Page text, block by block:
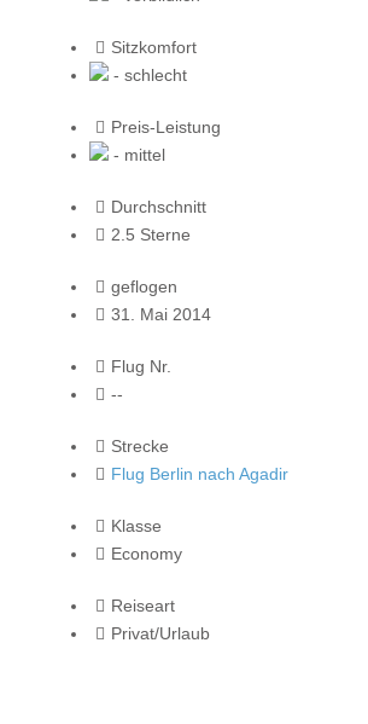
Sitzkomfort
- schlecht
Preis-Leistung
- mittel
Durchschnitt
2.5 Sterne
geflogen
31. Mai 2014
Flug Nr.
--
Strecke
Flug Berlin nach Agadir
Klasse
Economy
Reiseart
Privat/Urlaub